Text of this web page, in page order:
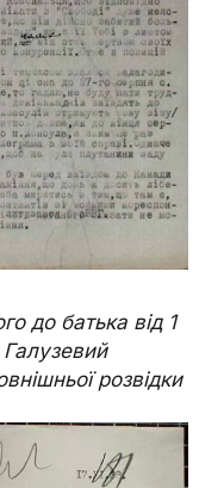
до батька від 1
розвідки